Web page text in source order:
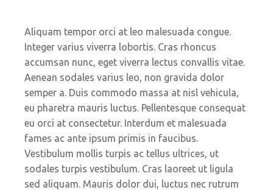
Aliquam tempor orci at leo malesuada congue.
Integer varius viverra lobortis. Cras rhoncus
accumsan nunc, eget viverra lectus convallis vitae.
Aenean sodales varius leo, non gravida dolor
semper a. Duis commodo massa at nisl vehicula,
eu pharetra mauris luctus. Pellentesque consequat
eu orci at consectetur. Interdum et malesuada
fames ac ante ipsum primis in faucibus.
Vestibulum mollis turpis ac tellus ultrices, ut
sodales turpis vestibulum. Cras laoreet ut ligula
sed aliquam. Mauris dolor dui, luctus nec rutrum